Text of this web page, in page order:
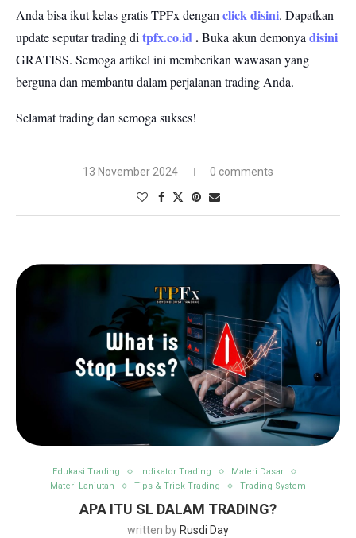
Anda bisa ikut kelas gratis TPFx dengan click disini. Dapatkan
update seputar trading di tpfx.co.id.Buka akun demonya disini
GRATISS. Semoga artikel ini memberikan wawasan yang
berguna dan membantu dalam perjalanan trading Anda.
Selamat trading dan semoga sukses!
13 November 2024 0 comments
Edukasi Trading Indikator Trading
Materi Dasar
Materi Lanjutan
Tips & Trick Trading Trading System
APA ITU SL DALAM TRADING?
written by Rusdi Day